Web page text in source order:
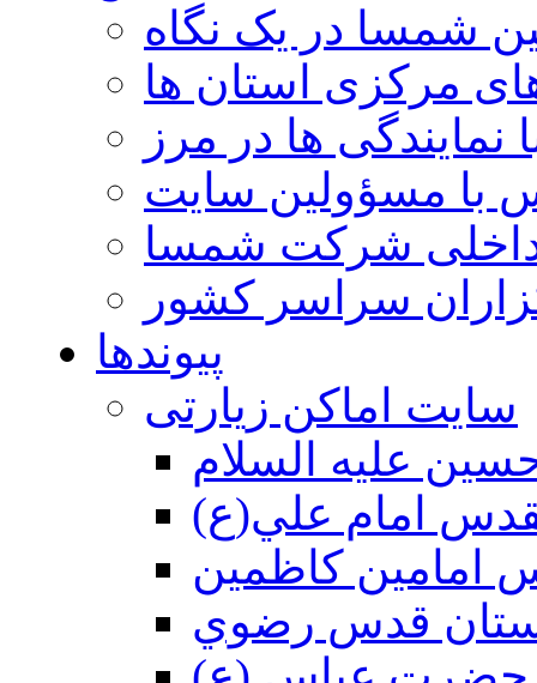
شمسا در یک نگاه
مرکزی استان ها
نمایندگی ها در مرز
با مسؤولین سایت
شرکت شمسا
سراسر کشور
پیوندها
سایت اماکن زیارتی
عليه السلام
امام علي(ع)
امامين كاظمين
قدس رضوي